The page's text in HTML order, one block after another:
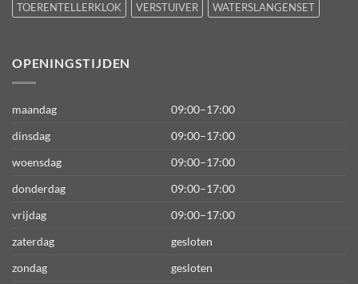
TOERENTELLERKLOK
VERSTUIVER WATERSLANGENSET
OPENINGSTIJDEN
maandag
09:00–17:00
dinsdag
09:00–17:00
woensdag
09:00–17:00
donderdag
09:00–17:00
vrijdag
09:00–17:00
zaterdag
gesloten
zondag
gesloten